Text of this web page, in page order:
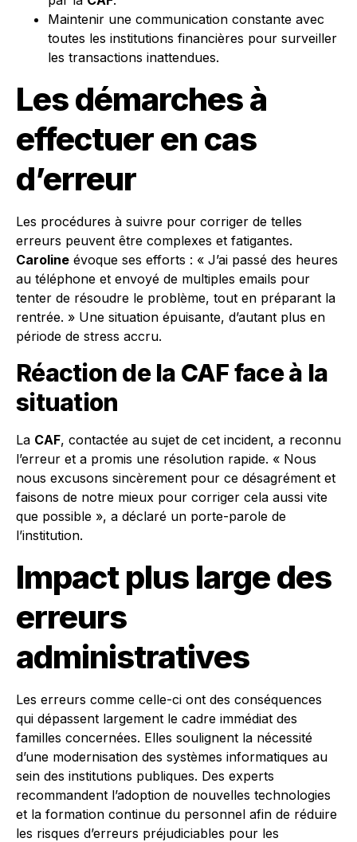
Maintenir une communication constante avec
toutes les institutions financières pour surveiller
les transactions inattendues.
Les démarches à
effectuer en cas
d’erreur
Les procédures à suivre pour corriger de telles
erreurs peuvent être complexes et fatigantes.
Caroline évoque ses efforts : « J’ai passé des heures
au téléphone et envoyé de multiples emails pour
tenter de résoudre le problème, tout en préparant la
rentrée. » Une situation épuisante, d’autant plus en
période de stress accru.
Réaction de la CAF face à la
situation
La CAF, contactée au sujet de cet incident, a reconnu
l’erreur et a promis une résolution rapide. « Nous
nous excusons sincèrement pour ce désagrément et
faisons de notre mieux pour corriger cela aussi vite
que possible », a déclaré un porte-parole de
l’institution.
Impact plus large des
erreurs
administratives
Les erreurs comme celle-ci ont des conséquences
qui dépassent largement le cadre immédiat des
familles concernées. Elles soulignent la nécessité
d’une modernisation des systèmes informatiques au
sein des institutions publiques. Des experts
recommandent l’adoption de nouvelles technologies
et la formation continue du personnel afin de réduire
les risques d’erreurs préjudiciables pour les